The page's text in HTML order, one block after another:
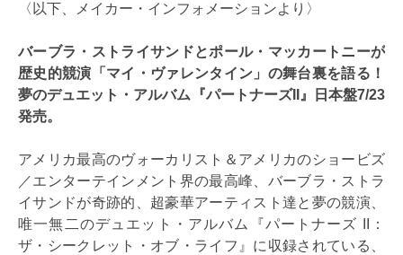
〈以下、メイカー・インフォメーションより〉
バーブラ・ストライサンドとポール・マッカートニーが
歴史的競演「マイ・ヴァレンタイン」の舞台裏を語る！
夢のデュエット・アルバム『パートナーズII』日本盤7/23
発売。
アメリカ最高のヴォーカリスト＆アメリカのショービズ
／エンターテインメント界の最高峰、バーブラ・ストラ
イサンドが奇跡的、超豪華アーティスト達と夢の競演、
唯一無二のデュエット・アルバム『パートナーズ II：
ザ・シークレット・オブ・ライフ』に収録されている、